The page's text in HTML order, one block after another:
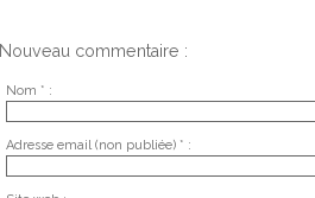
Nouveau commentaire :
Nom * :
Adresse email (non publiée) * :